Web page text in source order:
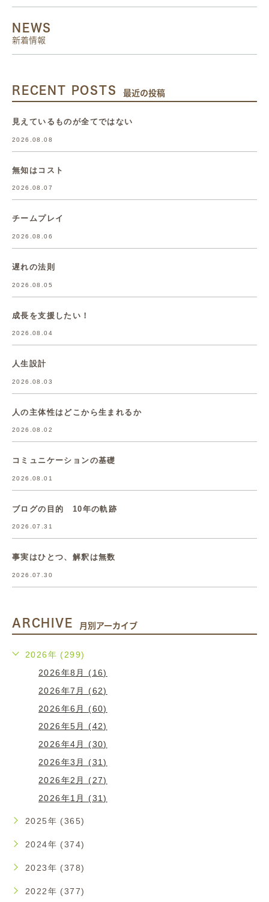
NEWS
新着情報
RECENT POSTS 最近の投稿
見えているものが全てではない
2026.08.08
無知はコスト
2026.08.07
チームプレイ
2026.08.06
遅れの法則
2026.08.05
成長を支援したい！
2026.08.04
人生設計
2026.08.03
人の主体性はどこから生まれるか
2026.08.02
コミュニケーションの基礎
2026.08.01
ブログの目的 10年の軌跡
2026.07.31
事実はひとつ、解釈は無数
2026.07.30
ARCHIVE 月別アーカイブ
2026年 (299)
2026年8月 (16)
2026年7月 (62)
2026年6月 (60)
2026年5月 (42)
2026年4月 (30)
2026年3月 (31)
2026年2月 (27)
2026年1月 (31)
2025年 (365)
2024年 (374)
2023年 (378)
2022年 (377)